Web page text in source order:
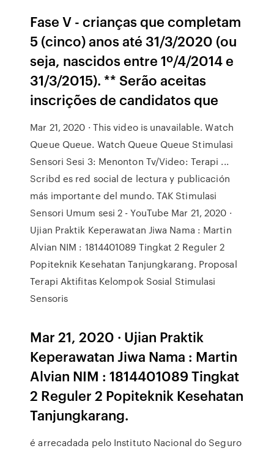
Fase V - crianças que completam
5 (cinco) anos até 31/3/2020 (ou
seja, nascidos entre 1º/4/2014 e
31/3/2015). ** Serão aceitas
inscrições de candidatos que
Mar 21, 2020 · This video is unavailable. Watch
Queue Queue. Watch Queue Queue Stimulasi
Sensori Sesi 3: Menonton Tv/Video: Terapi ...
Scribd es red social de lectura y publicación
más importante del mundo. TAK Stimulasi
Sensori Umum sesi 2 - YouTube Mar 21, 2020 ·
Ujian Praktik Keperawatan Jiwa Nama : Martin
Alvian NIM : 1814401089 Tingkat 2 Reguler 2
Popiteknik Kesehatan Tanjungkarang. Proposal
Terapi Aktifitas Kelompok Sosial Stimulasi
Sensoris
Mar 21, 2020 · Ujian Praktik
Keperawatan Jiwa Nama : Martin
Alvian NIM : 1814401089 Tingkat
2 Reguler 2 Popiteknik Kesehatan
Tanjungkarang.
é arrecadada pelo Instituto Nacional do Seguro